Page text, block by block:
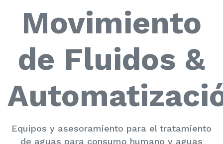
Movimiento
de Fluidos &
Equipos y asesoramiento para el tratamiento
de aguas para consumo humano y aguas